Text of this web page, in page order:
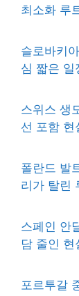
최소화 루
슬로바키
심 짧은 일
스위스 생
선 포함 현
폴란드 발
리가 탈린
스페인 안
담 줄인 현
포르투갈